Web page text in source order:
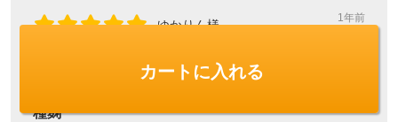
ゆかりん様 1年前
種麹
カートに入れる